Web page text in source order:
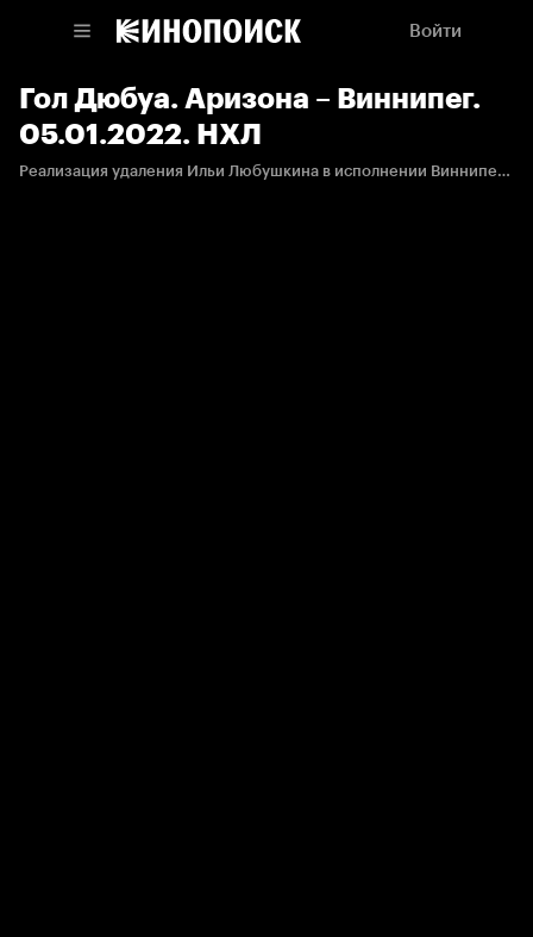
Войти
Гол Дюбуа. Аризона – Виннипег.
05.01.2022. НХЛ
Реализация удаления Ильи Любушкина в исполнении Виннипега.